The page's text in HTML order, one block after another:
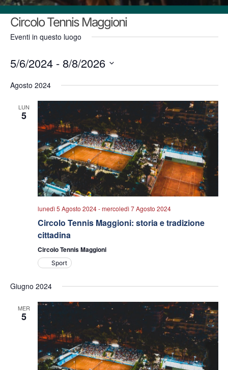
Circolo Tennis Maggioni
Eventi in questo luogo
5/6/2024 - 8/8/2026
la
data.
Agosto 2024
LUN
5
lunedì 5 Agosto 2024-mercoledì 7 Agosto 2024
Circolo Tennis Maggioni: storia e tradizione
cittadina
Circolo Tennis Maggioni
Sport
Giugno 2024
MER
5